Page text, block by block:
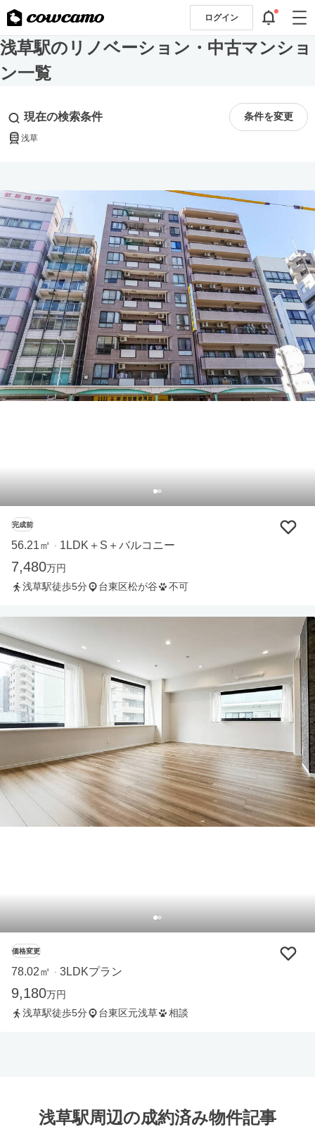
ログイン
浅草駅のリノベーション・中古マンショ
ン一覧
現在の検索条件 条件を変更
浅草
完成前
56.21㎡ ・ 1LDK＋S＋バルコニー
7,480万円
浅草駅徒歩5分
台東区松が谷 不可
価格変更
78.02㎡ ・ 3LDKプラン
9,180万円
浅草駅徒歩5分
台東区元浅草 相談
浅草駅周辺の成約済み物件記事